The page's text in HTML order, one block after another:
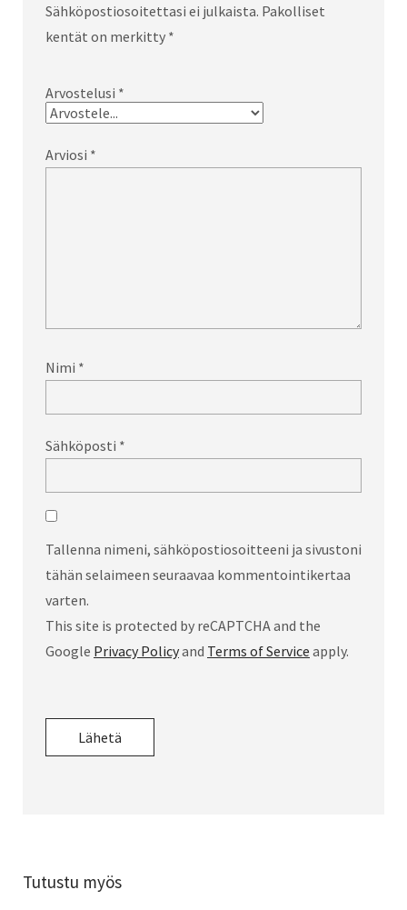
Sähköpostiosoitettasi ei julkaista. Pakolliset
kentät on merkitty *
Arvostelusi *
Arviosi *
Nimi *
Sähköposti *
Tallenna nimeni, sähköpostiosoitteeni ja sivustoni
tähän selaimeen seuraavaa kommentointikertaa
varten.
This site is protected by reCAPTCHA and the
Google Privacy Policyand Terms of Service apply.
Tutustu myös